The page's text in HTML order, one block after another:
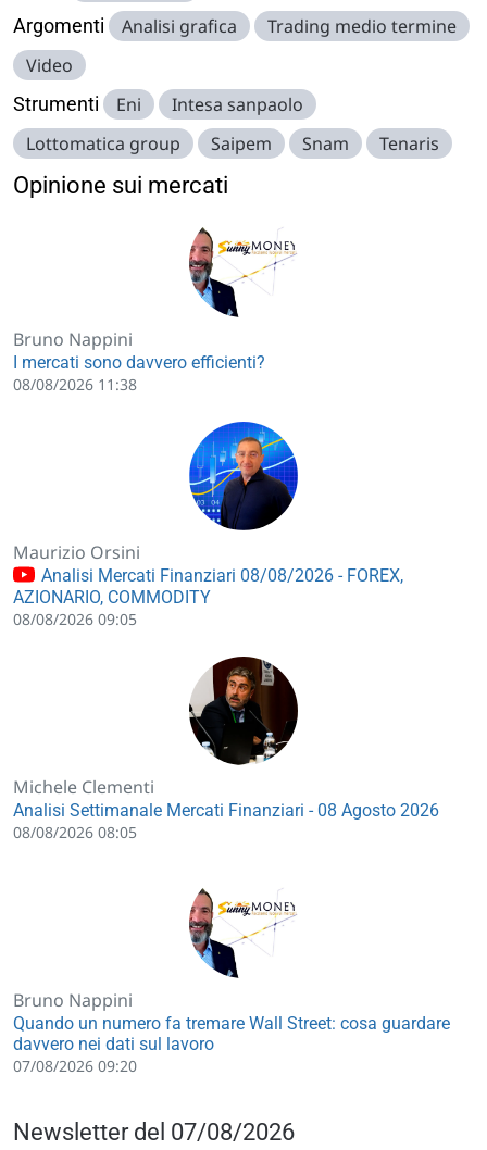
Argomenti Analisi grafica
Trading medio termine
Video
Strumenti Eni
Intesa sanpaolo
Lottomatica group
Saipem Snam Tenaris
Opinione sui mercati
Bruno Nappini
I mercati sono davvero efficienti?
08/08/2026 11:38
Maurizio Orsini
Analisi Mercati Finanziari 08/08/2026 - FOREX,
AZIONARIO, COMMODITY
08/08/2026 09:05
Michele Clementi
Analisi Settimanale Mercati Finanziari - 08 Agosto 2026
08/08/2026 08:05
Bruno Nappini
Quando un numero fa tremare Wall Street: cosa guardare
davvero nei dati sul lavoro
07/08/2026 09:20
Newsletter del 07/08/2026